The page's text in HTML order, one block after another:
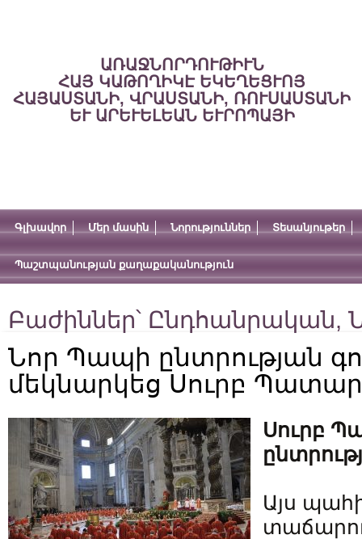
ԱՌԱՋՆՈՐԴՈՒԹԻՒՆ
ՀԱՅ ԿԱԹՈՂԻԿԷ ԵԿԵՂԵՑՒՈՅ
ՀԱՅԱՍՏԱՆԻ, ՎՐԱՍՏԱՆԻ, ՌՈՒՍԱՍՏԱՆԻ
ԵՒ ԱՐԵՒԵԼԵԱՆ ԵՒՐՈՊԱՅԻ
Գլխավոր Մեր մասին Նորություններ Տեսանյութեր
Պաշտպանության քաղաքականություն
Բաժիններ՝ Ընդհանրական,
Նոր Պապի ընտրության
մեկնարկեց Սուրբ
Սուրբ
Այս